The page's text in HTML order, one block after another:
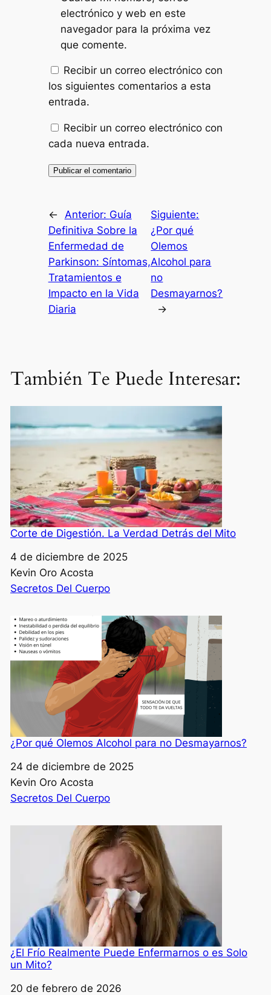
electrónico y web en este
navegador para la próxima vez
que comente.
Recibir un correo electrónico con
los siguientes comentarios a esta
entrada.
Recibir un correo electrónico con
cada nueva entrada.
← Anterior: Guía
Definitiva Sobre la
Enfermedad de
Parkinson: Síntomas,
Tratamientos e
Impacto en la Vida
Diaria
Siguiente:
¿Por qué
Olemos
Alcohol para
no
Desmayarnos?
→
También Te Puede Interesar:
Corte de Digestión. La Verdad Detrás del Mito
Fecha
4 de diciembre de 2025
Autor
Kevin Oro Acosta
Respecto a
Secretos Del Cuerpo
¿Por qué Olemos Alcohol para no Desmayarnos?
Fecha
24 de diciembre de 2025
Autor
Kevin Oro Acosta
Respecto a
Secretos Del Cuerpo
¿El Frío Realmente Puede Enfermarnos o es Solo
un Mito?
Fecha
20 de febrero de 2026